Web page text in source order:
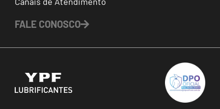
FALE CONOSCO